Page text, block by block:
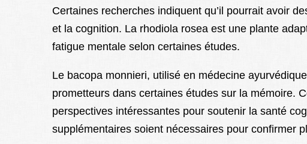
Certaines recherches indiquent qu’il pourrait avoir
et la cognition. La rhodiola rosea est une plante
fatigue mentale selon certaines études.
Le bacopa monnieri, utilisé en médecine
prometteurs dans certaines études sur la mémoire.
perspectives intéressantes pour soutenir la santé
supplémentaires soient nécessaires pour confirmer